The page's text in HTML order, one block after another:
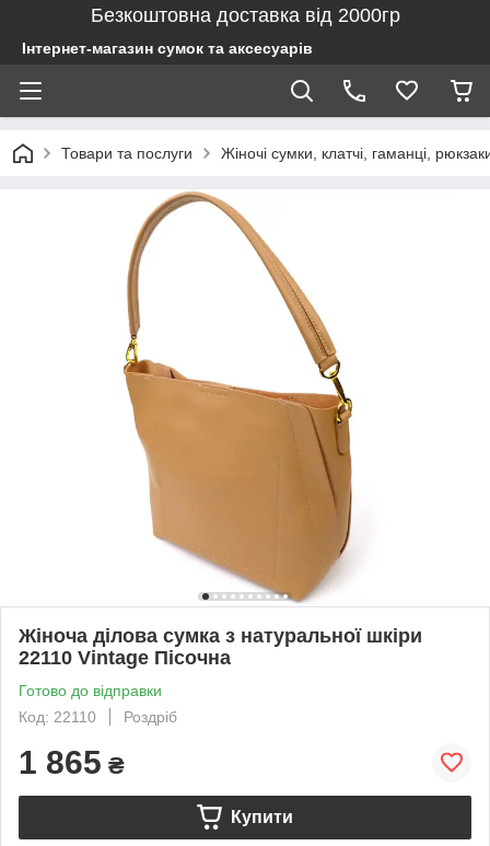
Безкоштовна доставка від 2000гр
Інтернет-магазин сумок та аксесуарів
Товари та послуги Жіночі сумки, клатчі, гаманці,
Жіноча ділова сумка з натуральної шкіри
22110 Vintage Пісочна
Готово до відправки
Код: 22110
Роздріб
1 865 ₴
Купити